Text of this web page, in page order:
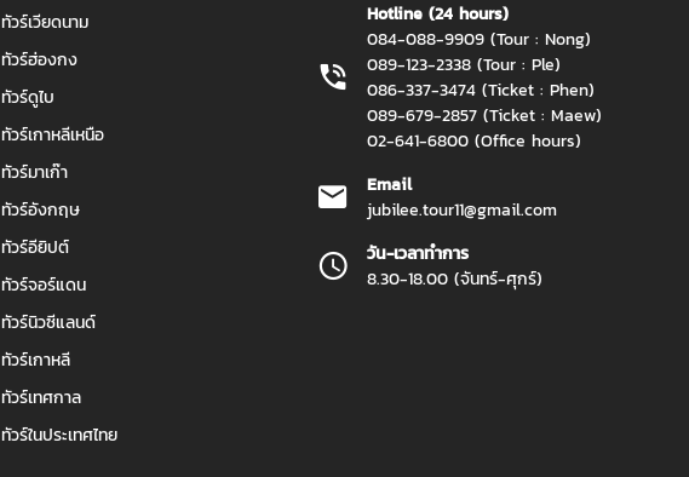
ทัวร์เวียดนาม
ทัวร์ฮ่องกง
ทัวร์ดูไบ
ทัวร์เกาหลีเหนือ
ทัวร์มาเก๊า
ทัวร์อังกฤษ
ทัวร์อียิปต์
ทัวร์จอร์แดน
ทัวร์นิวซีแลนด์
ทัวร์เกาหลี
ทัวร์เทศกาล
ทัวร์ในประเทศไทย
Hotline (24 hours)
084-088-9909 (Tour : Nong)
089-123-2338 (Tour : Ple)
086-337-3474 (Ticket : Phen)
089-679-2857 (Ticket : Maew)
02-641-6800 (Office hours)
Email
jubilee.tour11@gmail.com
วัน-เวลาทำการ
8.30-18.00 (จันทร์-ศุกร์)